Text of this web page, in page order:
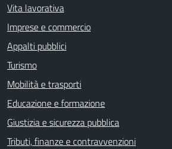
Vita lavorativa
Imprese e commercio
Appalti pubblici
Turismo
Mobilità e trasporti
Educazione e formazione
Giustizia e sicurezza pubblica
Tributi, finanze e contravvenzioni